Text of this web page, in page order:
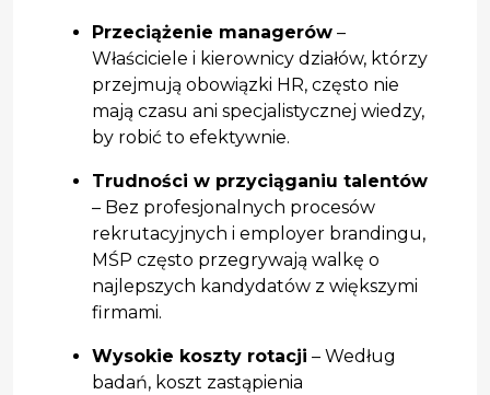
Przeciążenie managerów –
Właściciele i kierownicy działów, którzy
przejmują obowiązki HR, często nie
mają czasu ani specjalistycznej wiedzy,
by robić to efektywnie.
Trudności w przyciąganiu talentów
– Bez profesjonalnych procesów
rekrutacyjnych i employer brandingu,
MŚP często przegrywają walkę o
najlepszych kandydatów z większymi
firmami.
Wysokie koszty rotacji – Według
badań, koszt zastąpienia